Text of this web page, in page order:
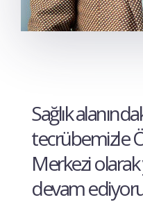
Sağlık
tecrübemizle
Merkezi olarak
devam